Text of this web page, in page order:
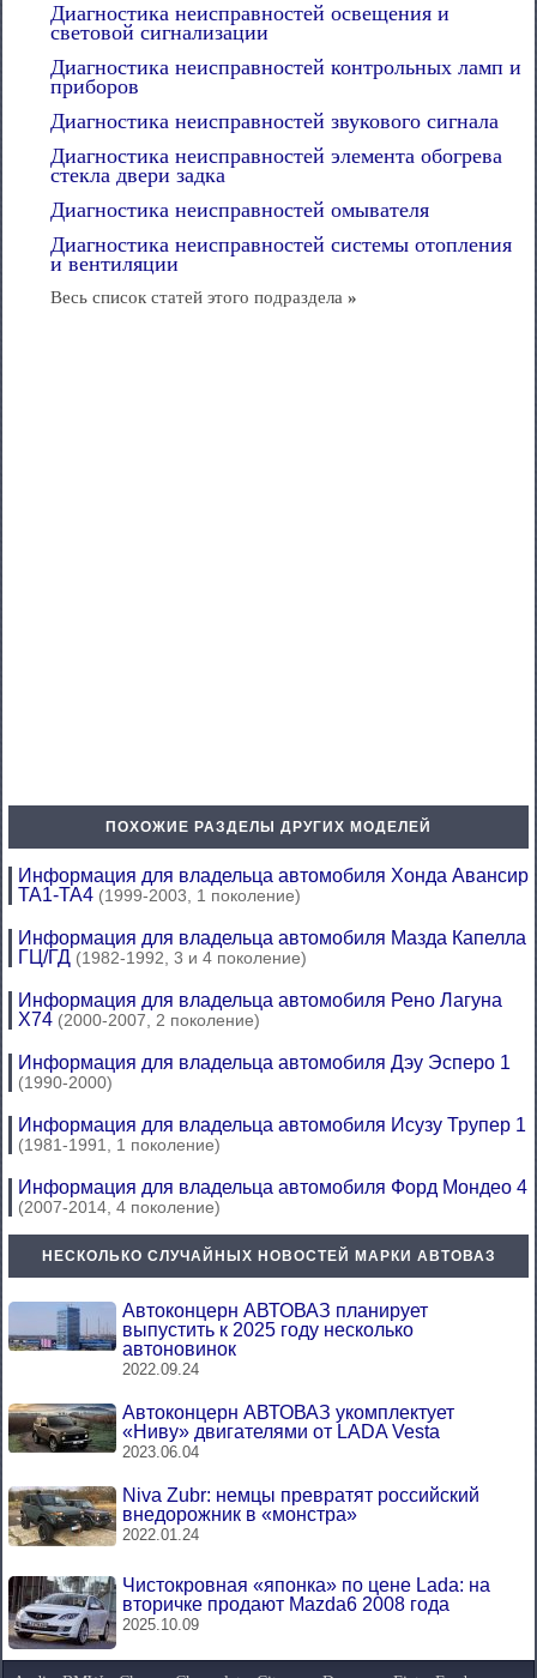
Диагностика неисправностей освещения и
световой сигнализации
Диагностика неисправностей контрольных ламп и
приборов
Диагностика неисправностей звукового сигнала
Диагностика неисправностей элемента обогрева
стекла двери задка
Диагностика неисправностей омывателя
Диагностика неисправностей системы отопления
и вентиляции
Весь список статей этого подраздела »
ПОХОЖИЕ РАЗДЕЛЫ ДРУГИХ МОДЕЛЕЙ
Информация для владельца автомобиля Хонда Авансир
ТА1-ТА4 (1999-2003, 1 поколение)
Информация для владельца автомобиля Мазда Капелла
ГЦ/ГД (1982-1992, 3 и 4 поколение)
Информация для владельца автомобиля Рено Лагуна
Х74 (2000-2007, 2 поколение)
Информация для владельца автомобиля Дэу Эсперо 1
(1990-2000)
Информация для владельца автомобиля Исузу Трупер 1
(1981-1991, 1 поколение)
Информация для владельца автомобиля Форд Мондео 4
(2007-2014, 4 поколение)
НЕСКОЛЬКО СЛУЧАЙНЫХ НОВОСТЕЙ МАРКИ АВТОВАЗ
Автоконцерн АВТОВАЗ планирует
выпустить к 2025 году несколько
автоновинок
2022.09.24
Автоконцерн АВТОВАЗ укомплектует
«Ниву» двигателями от LADA Vesta
2023.06.04
Niva Zubr: немцы превратят российский
внедорожник в «монстра»
2022.01.24
Чистокровная «японка» по цене Lada: на
вторичке продают Mazda6 2008 года
2025.10.09